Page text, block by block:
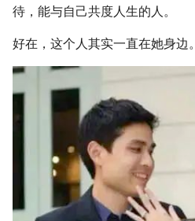
待，能与自己共度人生的人。
好在，这个人其实一直在她身边。